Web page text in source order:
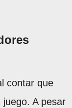
contar que
A pesar